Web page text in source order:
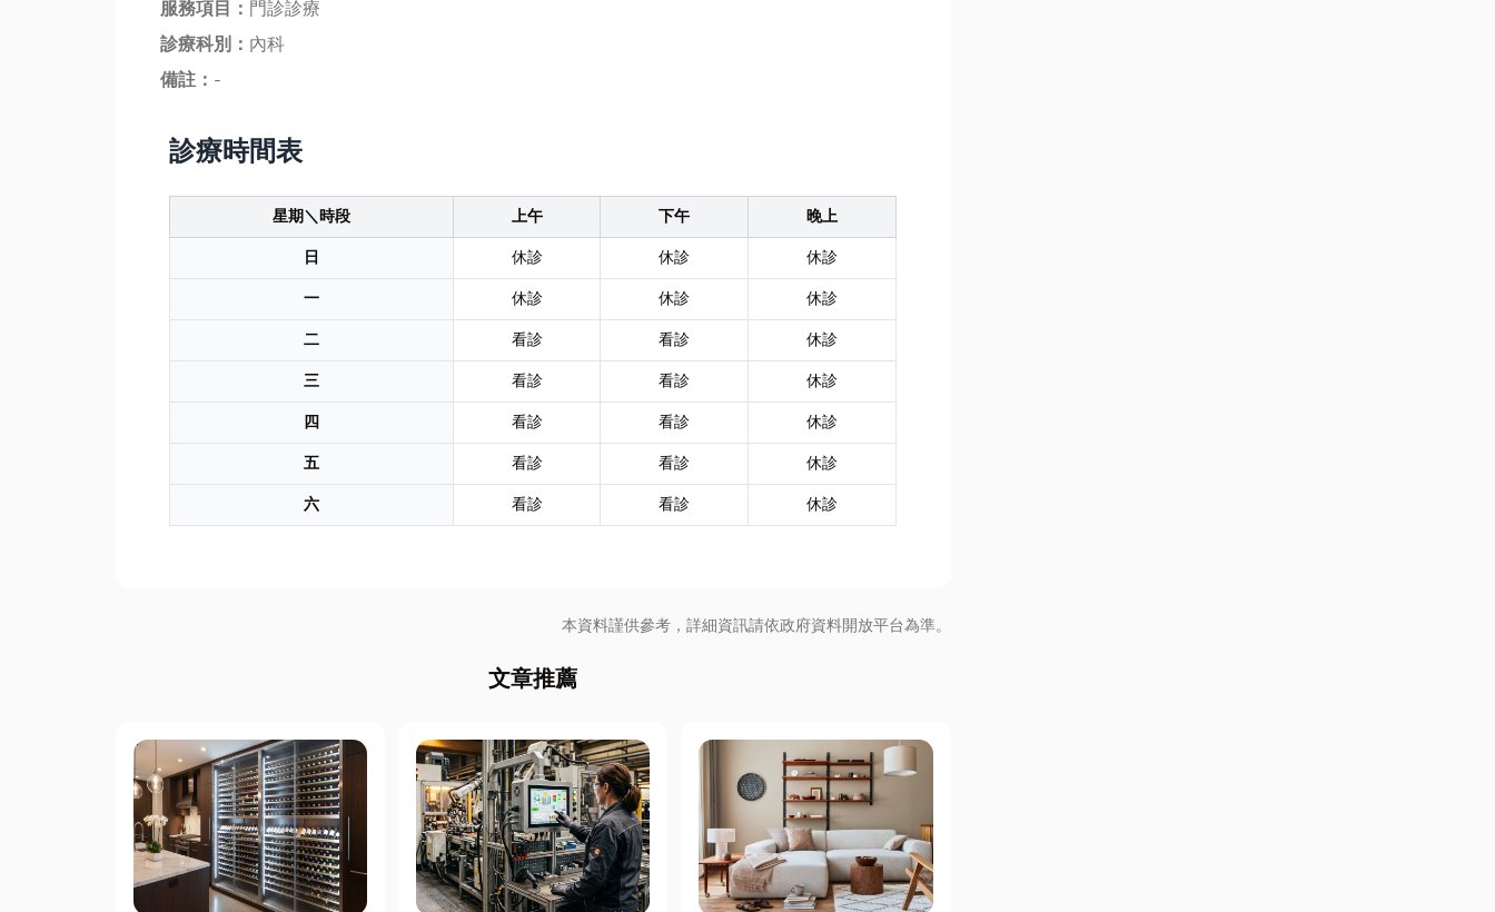
服務項目： 門診診療
診療科別： 內科
備註： -
診療時間表
星期＼時段 上午 下午
晚上
日
休診 休診
休診
一
休診 休診
休診
二
看診 看診
休診
三
看診 看診
休診
四
看診 看診
休診
五
看診 看診
休診
六
看診 看診 休診
本資料謹供參考，詳細資訊請依政府資料開放平台為準。
文章推薦